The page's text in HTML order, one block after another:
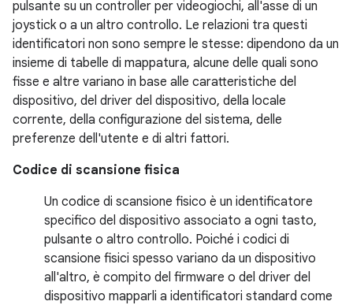
pulsante su un controller per videogiochi, all'asse di un
joystick o a un altro controllo. Le relazioni tra questi
identificatori non sono sempre le stesse: dipendono da un
insieme di tabelle di mappatura, alcune delle quali sono
fisse e altre variano in base alle caratteristiche del
dispositivo, del driver del dispositivo, della locale
corrente, della configurazione del sistema, delle
preferenze dell'utente e di altri fattori.
Codice di scansione fisica
Un codice di scansione fisico è un identificatore
specifico del dispositivo associato a ogni tasto,
pulsante o altro controllo. Poiché i codici di
scansione fisici spesso variano da un dispositivo
all'altro, è compito del firmware o del driver del
dispositivo mapparli a identificatori standard come